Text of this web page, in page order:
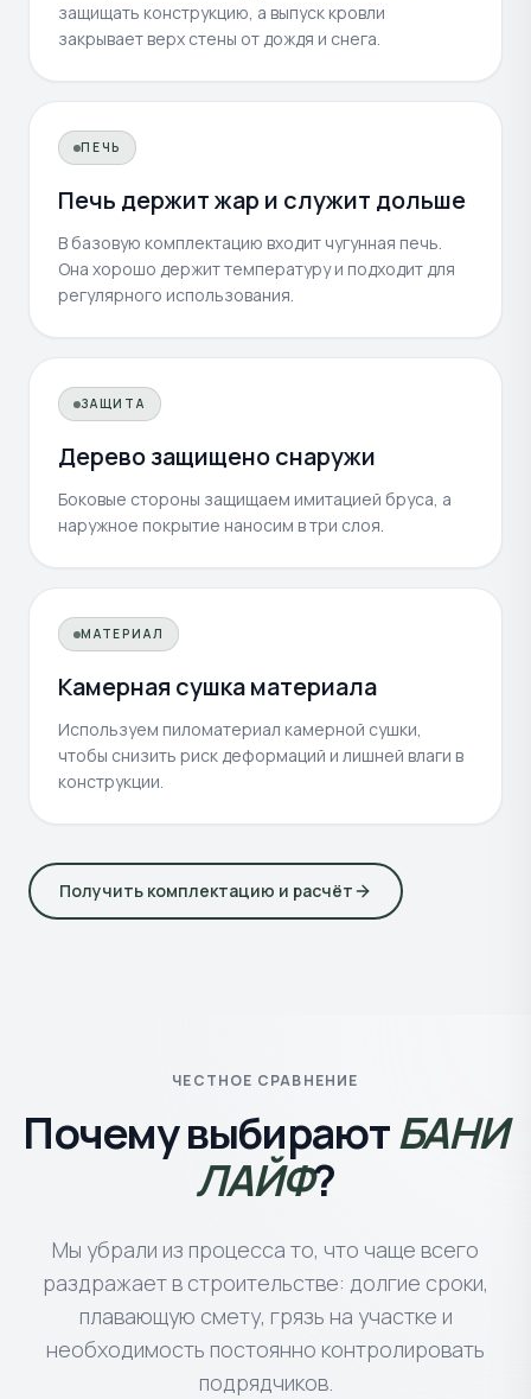
защищать конструкцию, а выпуск кровли
закрывает верх стены от дождя и снега.
ПЕЧЬ
Печь держит жар и служит дольше
В базовую комплектацию входит чугунная печь.
Она хорошо держит температуру и подходит для
регулярного использования.
ЗАЩИТА
Дерево защищено снаружи
Боковые стороны защищаем имитацией бруса, а
наружное покрытие наносим в три слоя.
МАТЕРИАЛ
Камерная сушка материала
Используем пиломатериал камерной сушки,
чтобы снизить риск деформаций и лишней влаги в
конструкции.
Получить комплектацию и расчёт
ЧЕСТНОЕ СРАВНЕНИЕ
Почему выбираютБАНИ
ЛАЙФ?
Мы убрали из процесса то, что чаще всего
раздражает в строительстве: долгие сроки,
плавающую смету, грязь на участке и
необходимость постоянно контролировать
подрядчиков.